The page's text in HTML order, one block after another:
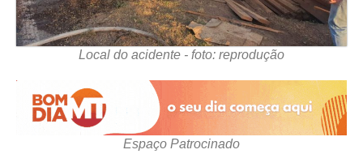
Local do acidente - foto: reprodução
Espaço Patrocinado